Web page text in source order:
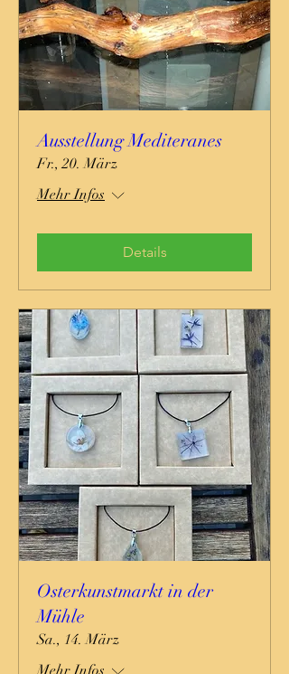
Ausstellung Mediteranes
Fr., 20. März
Mehr Infos
Details
Osterkunstmarkt in der
Mühle
Sa., 14. März
Mehr Infos